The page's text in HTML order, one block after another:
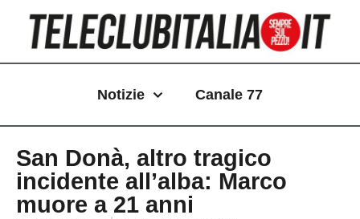
contenuto
Notizie Canale 77
San Donà, altro tragico
incidente all’alba: Marco
muore a 21 anni